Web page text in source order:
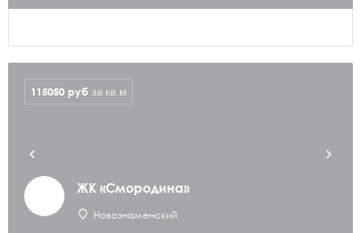
ЖК «Смородина»
Новознаменский
115050 руб за кв.м